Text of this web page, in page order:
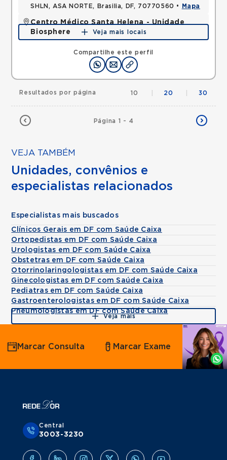
Compartilhe este perfil
SHLN, ASA NORTE, Brasilia, DF, 70770560 • Mapa
Centro Médico Santa Helena - Unidade
Biosphere
SHLN, ASA NORTE, Brasilia, DF, 70770560 •Mapa
Veja mais locais
Página 1 - 4
Resultados por página 10 20 30
VEJA TAMBÉM
Unidades, convênios e
especialistas relacionados
Especialistas mais buscados
Clínicos Gerais em DF com Saúde Caixa
Ortopedistas em DF com Saúde Caixa
Urologistas em DF com Saúde Caixa
Obstetras em DF com Saúde Caixa
Otorrinolaringologistas em DF com Saúde Caixa
Ginecologistas em DF com Saúde Caixa
Pediatras em DF com Saúde Caixa
Gastroenterologistas em DF com Saúde Caixa
Pneumologistas em DF com Saúde Caixa
Veja mais
Agende
por
Whatsapp
Marcar Consulta Marcar Exame
Central
3003-3230